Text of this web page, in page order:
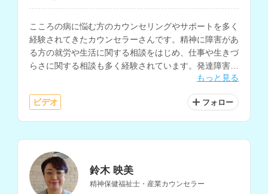
こころの病に悩む方のカウンセリングやサポートを多く
経験されてきたカウンセラーさんです。精神に障害があ
る方の就労や生活に関する相談をはじめ、仕事や生きづ
らさに関する相談も多く経験されています。発達障害に
もっと見る
ビデオ フォロー
鈴木 映美
精神保健福祉士・産業カウンセラー